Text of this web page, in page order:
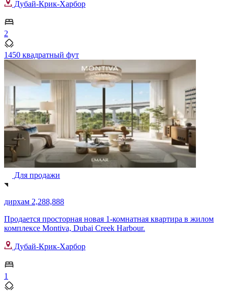
Дубай-Крик-Харбор
2
1450 квадратный фут
Для продажи
дирхам 2,288,888
Продается просторная новая 1-комнатная квартира в жилом
комплексе Montiva, Dubai Creek Harbour.
Дубай-Крик-Харбор
1